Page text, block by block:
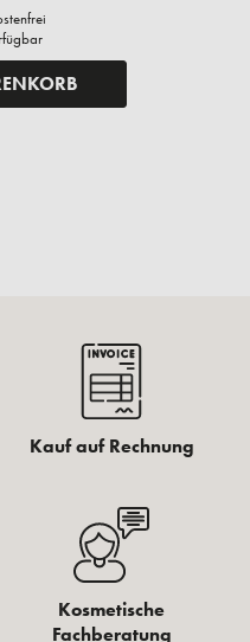
Kauf auf Rechnung
Kosmetische
Fachberatung